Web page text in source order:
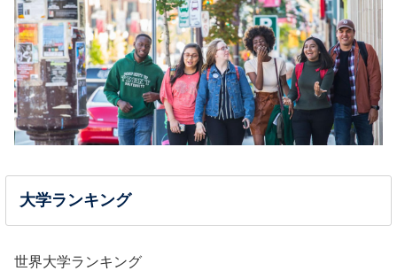
大学ランキング
世界大学ランキング